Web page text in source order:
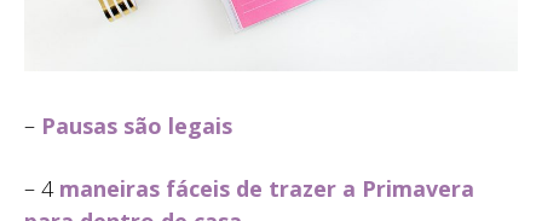
– Pausas são legais
– 4 maneiras fáceis de trazer a Primavera